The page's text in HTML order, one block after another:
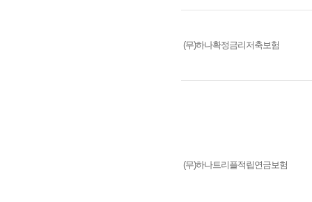
(무)하나확정금리저축보험
(무)하나트리플적립연금보험